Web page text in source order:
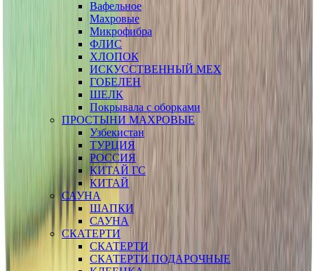
Вафельное
Махровые
Микрофибра
ФЛИС
ХЛОПОК
ИСКУССТВЕННЫЙ МЕХ
ГОБЕЛЕН
ШЕЛК
Покрывала с оборками
ПРОСТЫНИ МАХРОВЫЕ
Узбекистан
ТУРЦИЯ
РОССИЯ
КИТАЙ ГС
КИТАЙ
САУНА
ШАПКИ
САУНА
СКАТЕРТИ
СКАТЕРТИ
СКАТЕРТИ ПОДАРОЧНЫЕ